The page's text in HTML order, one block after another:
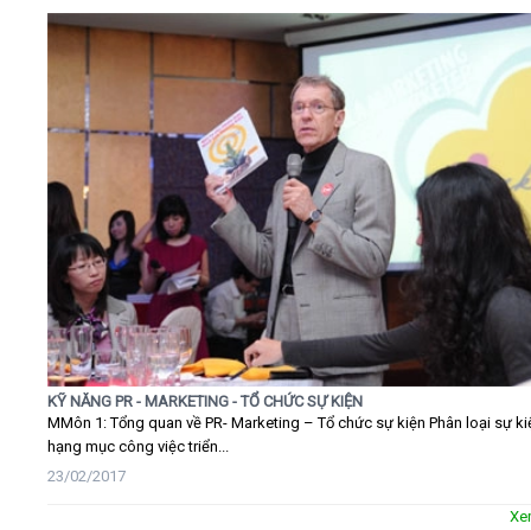
KỸ NĂNG PR - MARKETING - TỔ CHỨC SỰ KIỆN
MMôn 1: Tổng quan về PR- Marketing – Tổ chức sự kiện Phân loại sự
hạng mục công việc triển...
23/02/2017